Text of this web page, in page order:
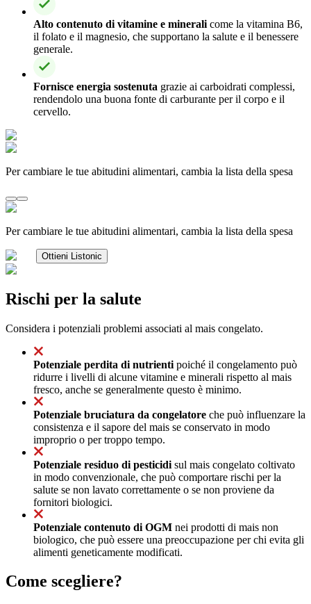
Alto contenuto di vitamine e minerali come la vitamina B6,
il folato e il magnesio, che supportano la salute e il benessere
generale.
Fornisce energia sostenuta grazie ai carboidrati complessi,
rendendolo una buona fonte di carburante per il corpo e il
cervello.
Per cambiare le tue abitudini alimentari, cambia la lista della spesa
Per cambiare le tue abitudini alimentari, cambia la lista della spesa
Ottieni Listonic
Rischi per la salute
Considera i potenziali problemi associati al mais congelato.
Potenziale perdita di nutrienti poiché il congelamento può
ridurre i livelli di alcune vitamine e minerali rispetto al mais
fresco, anche se generalmente questo è minimo.
Potenziale bruciatura da congelatore che può influenzare la
consistenza e il sapore del mais se conservato in modo
improprio o per troppo tempo.
Potenziale residuo di pesticidi sul mais congelato coltivato
in modo convenzionale, che può comportare rischi per la
salute se non lavato correttamente o se non proviene da
fornitori biologici.
Potenziale contenuto di OGM nei prodotti di mais non
biologico, che può essere una preoccupazione per chi evita gli
alimenti geneticamente modificati.
Come scegliere?